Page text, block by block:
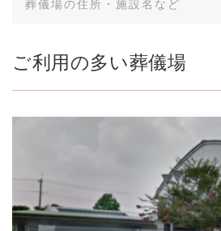
ご利用の多い葬儀場